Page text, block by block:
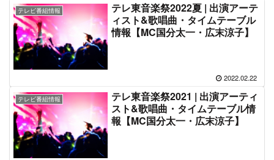
テレビ番組情報
テレ東音楽祭2022夏 | 出演アーテ
ィスト&歌唱曲・タイムテーブル
情報【MC国分太一・広末涼子】
2022.02.22
テレビ番組情報
テレ東音楽祭2021 | 出演アーティ
スト&歌唱曲・タイムテーブル情
報【MC国分太一・広末涼子】